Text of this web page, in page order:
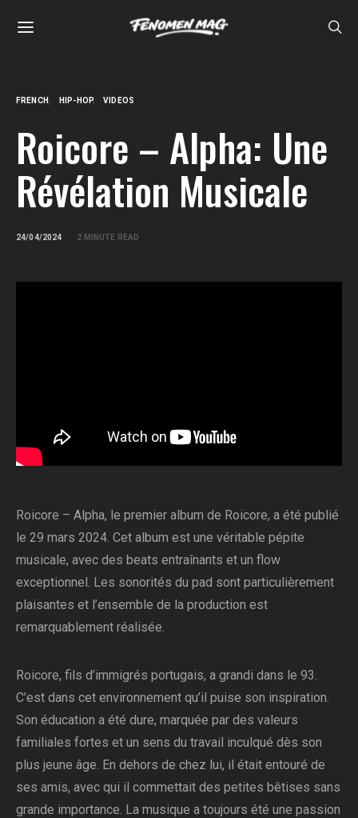
FRENCH HIP-HOP VIDEOS
Roicore – Alpha: Une
Révélation Musicale
24/04/2024 2 MINUTE READ
Roicore – Alpha, le premier album de Roicore, a été publié
le 29 mars 2024. Cet album est une véritable pépite
musicale, avec des beats entraînants et un flow
exceptionnel. Les sonorités du pad sont particulièrement
plaisantes et l’ensemble de la production est
remarquablement réalisée.
Roicore, fils d’immigrés portugais, a grandi dans le 93.
C’est dans cet environnement qu’il puise son inspiration.
Son éducation a été dure, marquée par des valeurs
familiales fortes et un sens du travail inculqué dès son
plus jeune âge. En dehors de chez lui, il était entouré de
ses amis, avec qui il commettait des petites bêtises sans
grande importance. La musique a toujours été une passion